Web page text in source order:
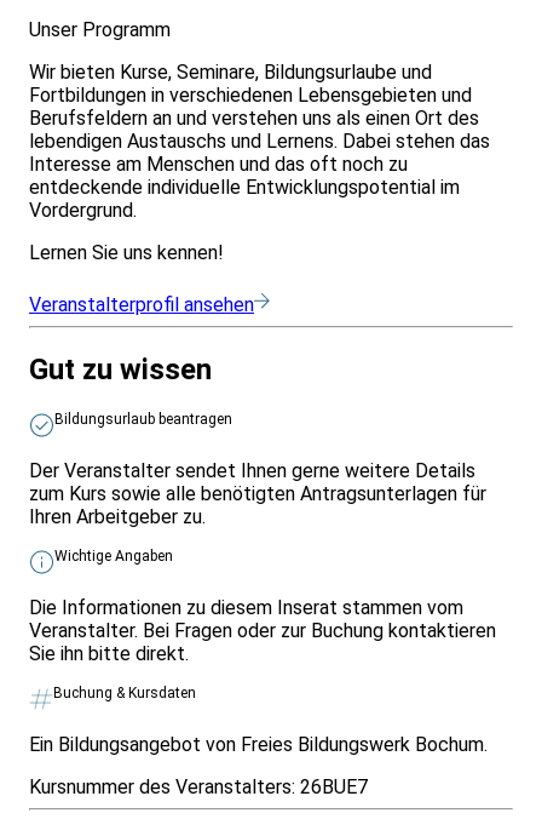
Unser Programm
Wir bieten Kurse, Seminare, Bildungsurlaube und
Fortbildungen in verschiedenen Lebensgebieten und
Berufsfeldern an und verstehen uns als einen Ort des
lebendigen Austauschs und Lernens. Dabei stehen das
Interesse am Menschen und das oft noch zu
entdeckende individuelle Entwicklungspotential im
Vordergrund.
Lernen Sie uns kennen!
Veranstalterprofil ansehen
Gut zu wissen
Bildungsurlaub beantragen
Der Veranstalter sendet Ihnen gerne weitere Details
zum Kurs sowie alle benötigten Antragsunterlagen für
Ihren Arbeitgeber zu.
Wichtige Angaben
Die Informationen zu diesem Inserat stammen vom
Veranstalter. Bei Fragen oder zur Buchung kontaktieren
Sie ihn bitte direkt.
Buchung & Kursdaten
Ein Bildungsangebot von Freies Bildungswerk Bochum.
Kursnummer des Veranstalters: 26BUE7